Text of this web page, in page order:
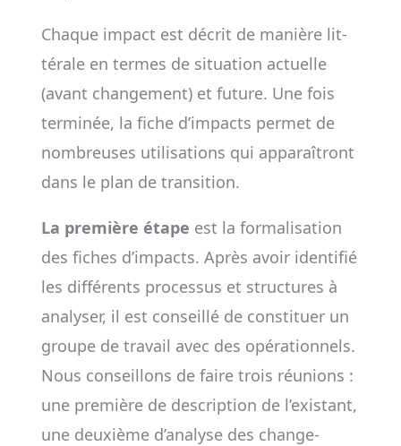
Chaque impact est décrit de manière lit­
té­rale en termes de situa­tion actuelle
(avant chan­­ge­ment) et future. Une fois
ter­mi­née, la fiche d’impacts per­met de
nom­breuses uti­li­sations qui appa­raî­tront
dans le plan de tran­si­tion.
La première étape est la formalisation
des fiches d’impacts. Après avoir iden­ti­fié
les dif­­fé­rents pro­ces­sus et struc­tures à
ana­ly­ser, il est conseillé de consti­tuer un
groupe de tra­­vail avec des opé­ra­tion­nels.
Nous conseillons de faire trois réunions :
une pre­mière de des­­crip­tion de l’exis­tant,
une deuxième d’ana­lyse des chan­ge­